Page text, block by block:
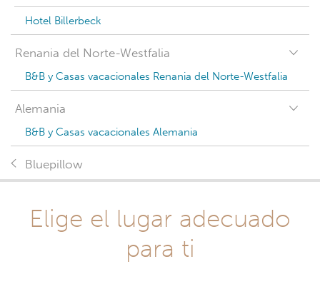
Hotel Billerbeck
Renania del Norte-Westfalia
B&B y Casas vacacionales Renania del Norte-Westfalia
Alemania
B&B y Casas vacacionales Alemania
Bluepillow
Elige el lugar adecuado
para ti